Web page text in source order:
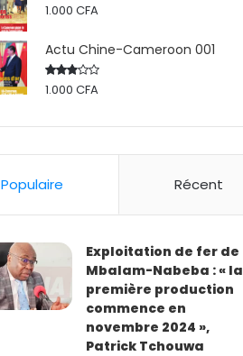
1.000CFA
Actu Chine-Cameroon 001
Rated
1.000CFA
Populaire Récent
Exploitation de fer de
Mbalam-Nabeba : « la
première production
commence en
novembre 2024 »,
Patrick Tchouwa